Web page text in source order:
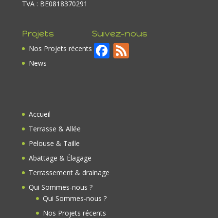
TVA : BE0818370291
Projets
Nos Projets récents
News
Suivez-nous
F F
Accueil
Terrasse & Allée
Pelouse & Taille
Abattage & Élagage
Terrassement & drainage
Qui Sommes-nous ?
Qui Sommes-nous ?
Nos Projets récents